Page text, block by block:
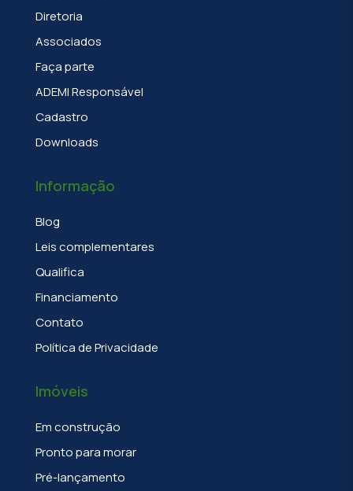
Diretoria
Associados
Faça parte
ADEMI Responsável
Cadastro
Downloads
Informação
Blog
Leis complementares
Qualifica
Financiamento
Contato
Política de Privacidade
Imóveis
Em construção
Pronto para morar
Pré-lançamento